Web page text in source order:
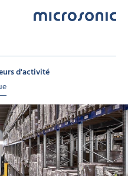
d'activité